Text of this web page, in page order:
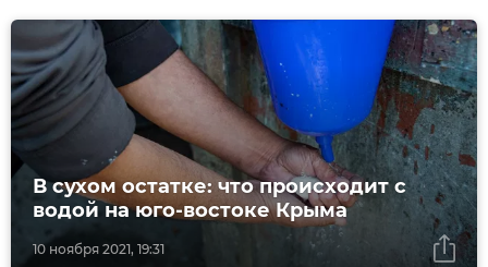
10 ноября 2021, 19:31
В сухом остатке: что происходит с
водой на юго-востоке Крыма